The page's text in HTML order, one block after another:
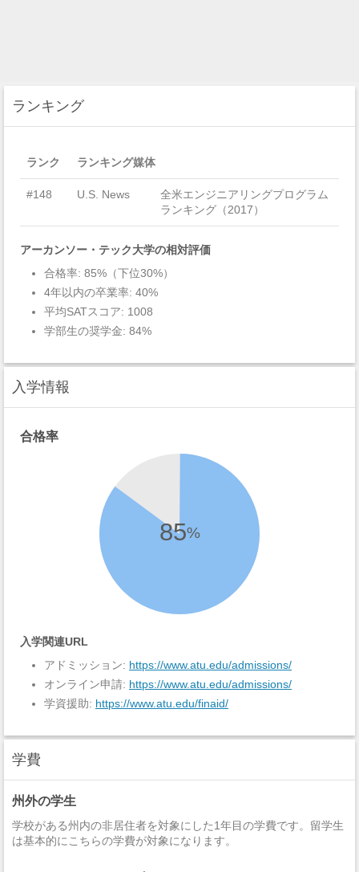
ランキング
ランク ランキング媒体
#148 U.S. News
全米エンジニアリングプログラム
ランキング（2017）
アーカンソー・テック大学の相対評価
合格率: 85%（下位30%）
4年以内の卒業率: 40%
平均SATスコア: 1008
学部生の奨学金: 84%
入学情報
合格率
85%
入学関連URL
アドミッション: https://www.atu.edu/admissions/
オンライン申請: https://www.atu.edu/admissions/
学資援助: https://www.atu.edu/finaid/
学費
州外の学生
学校がある州内の非居住者を対象にした1年目の学費です。留学生
は基本的にこちらの学費が対象になります。